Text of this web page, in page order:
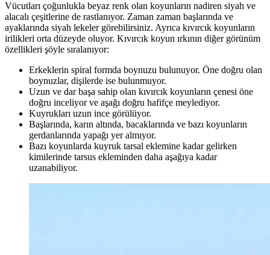
Vücutları çoğunlukla beyaz renk olan koyunların nadiren siyah ve
alacalı çeşitlerine de rastlanıyor. Zaman zaman başlarında ve
ayaklarında siyah lekeler görebilirsiniz. Ayrıca kıvırcık koyunların
irilikleri orta düzeyde oluyor. Kıvırcık koyun ırkının diğer görünüm
özellikleri şöyle sıralanıyor:
Erkeklerin spiral formda boynuzu bulunuyor. Öne doğru olan
boynuzlar, dişilerde ise bulunmuyor.
Uzun ve dar başa sahip olan kıvırcık koyunların çenesi öne
doğru inceliyor ve aşağı doğru hafifçe meylediyor.
Kuyrukları uzun ince görülüyor.
Başlarında, karın altında, bacaklarında ve bazı koyunların
gerdanlarında yapağı yer almıyor.
Bazı koyunlarda kuyruk tarsal eklemine kadar gelirken
kimilerinde tarsus ekleminden daha aşağıya kadar
uzanabiliyor.